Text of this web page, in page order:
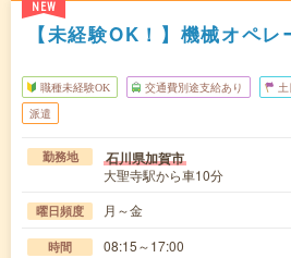
NEW
【未経験OK！】機械オペ
職種未経験OK 交通費別途支給あり
派遣
勤務地 石川県加賀市
大聖寺駅から車10分
曜日頻度 月～金
時間 08:15～17:00